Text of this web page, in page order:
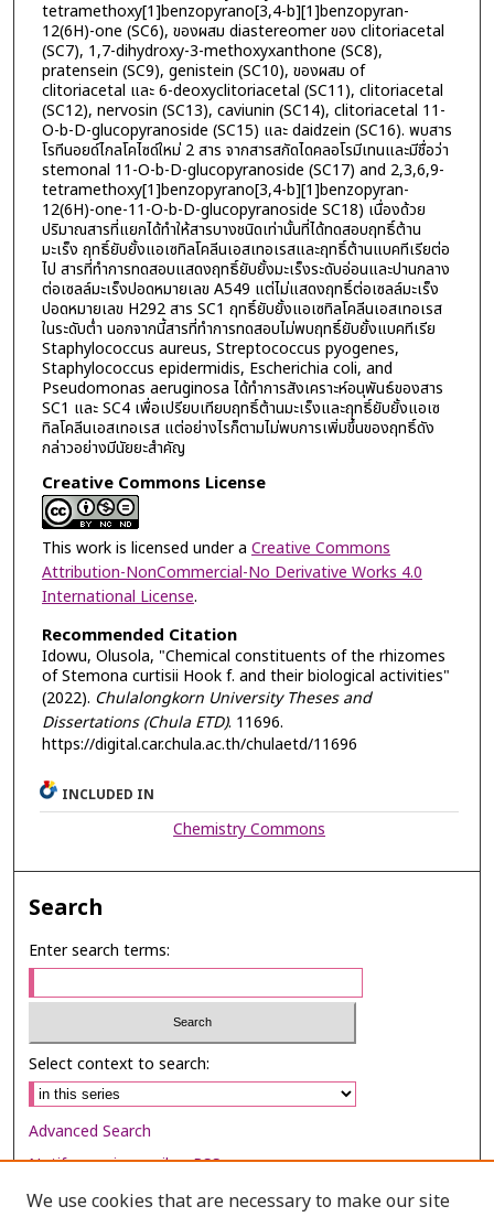
tetramethoxy[1]benzopyrano[3,4-b][1]benzopyran-
12(6H)-one (SC6), ของผสม diastereomer ของ clitoriacetal
(SC7), 1,7-dihydroxy-3-methoxyxanthone (SC8),
pratensein (SC9), genistein (SC10), ของผสม of
clitoriacetal และ 6-deoxyclitoriacetal (SC11), clitoriacetal
(SC12), nervosin (SC13), caviunin (SC14), clitoriacetal 11-
O-b-D-glucopyranoside (SC15) และ daidzein (SC16). พบสาร
โรทีนอยด์ไกลโคไซด์ใหม่ 2 สาร จากสารสกัดไดคลอโรมีเทนและมีชื่อว่า
stemonal 11-O-b-D-glucopyranoside (SC17) and 2,3,6,9-
tetramethoxy[1]benzopyrano[3,4-b][1]benzopyran-
12(6H)-one-11-O-b-D-glucopyranoside SC18) เนื่องด้วย
ปริมาณสารที่แยกได้ทำให้สารบางชนิดเท่านั้นที่ได้ทดสอบฤทธิ์ต้าน
มะเร็ง ฤทธิ์ยับยั้งแอเซทิลโคลีนเอสเทอเรสและฤทธิ์ต้านแบคทีเรียต่อ
ไป สารที่ทำการทดสอบแสดงฤทธิ์ยับยั้งมะเร็งระดับอ่อนและปานกลาง
ต่อเซลล์มะเร็งปอดหมายเลข A549 แต่ไม่แสดงฤทธิ์ต่อเซลล์มะเร็ง
ปอดหมายเลข H292 สาร SC1 ฤทธิ์ยับยั้งแอเซทิลโคลีนเอสเทอเรส
ในระดับต่ำ นอกจากนี้สารที่ทำการทดสอบไม่พบฤทธิ์ยับยั้งแบคทีเรีย
Staphylococcus aureus, Streptococcus pyogenes,
Staphylococcus epidermidis, Escherichia coli, and
Pseudomonas aeruginosa ได้ทำการสังเคราะห์อนุพันธ์ของสาร
SC1 และ SC4 เพื่อเปรียบเทียบฤทธิ์ต้านมะเร็งและฤทธิ์ยับยั้งแอเซ
ทิลโคลีนเอสเทอเรส แต่อย่างไรก็ตามไม่พบการเพิ่มขึ้นของฤทธิ์ดัง
กล่าวอย่างมีนัยยะสำคัญ
Creative Commons License
This work is licensed under a Creative Commons
Attribution-NonCommercial-No Derivative Works 4.0
International License.
Recommended Citation
Idowu, Olusola, "Chemical constituents of the rhizomes
of Stemona curtisii Hook f. and their biological activities"
(2022). Chulalongkorn University Theses and
Dissertations (Chula ETD). 11696.
https://digital.car.chula.ac.th/chulaetd/11696
INCLUDED IN
Chemistry Commons
Search
Enter search terms:
Select context to search:
Advanced Search
Notify me via email orRSS
We use cookies that are necessary to make our site